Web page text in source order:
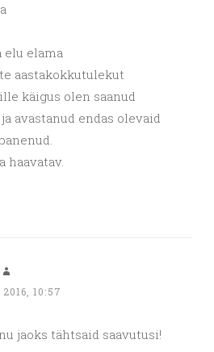
elu elama
aastakokkutulekut
käigus olen saanud
avastanud endas olevaid
haavatav.
10:57
jaoks tähtsaid saavutusi!